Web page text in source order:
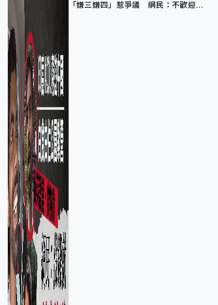
「嫌三嫌四」惹爭議 網民：不歡迎劣